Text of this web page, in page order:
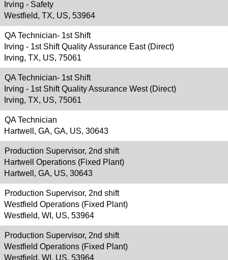
Irving - Safety
Westfield, TX, US, 53964
QA Technician- 1st Shift
Irving - 1st Shift Quality Assurance East (Direct)
Irving, TX, US, 75061
QA Technician- 1st Shift
Irving - 1st Shift Quality Assurance West (Direct)
Irving, TX, US, 75061
QA Technician
Hartwell, GA, GA, US, 30643
Production Supervisor, 2nd shift
Hartwell Operations (Fixed Plant)
Hartwell, GA, US, 30643
Production Supervisor, 2nd shift
Westfield Operations (Fixed Plant)
Westfield, WI, US, 53964
Production Supervisor, 2nd shift
Westfield Operations (Fixed Plant)
Westfield, WI, US, 53964